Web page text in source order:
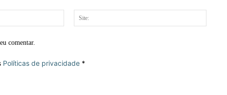
mail:*
comentar.
Políticas de privacidade *